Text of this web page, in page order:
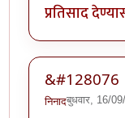
प्रतिसाद
&#128076
निनादबुधवार, 16/